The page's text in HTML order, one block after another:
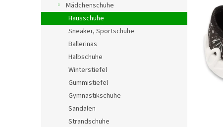
l
Mädchenschuhe
Hausschuhe
Sneaker, Sportschuhe
Ballerinas
Halbschuhe
Winterstiefel
Gummistiefel
Gymnastikschuhe
Sandalen
Strandschuhe